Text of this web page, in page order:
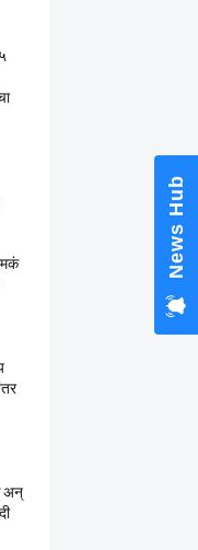
अन्
News Hub